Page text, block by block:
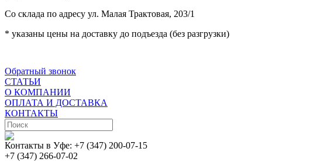
Со склада по адресу ул. Малая Трактовая, 203/1
* указаны цены на доставку до подъезда (без разгрузки)
Обратный звонок
СТАТЬИ
О КОМПАНИИ
ОПЛАТА И ДОСТАВКА
КОНТАКТЫ
Контакты в Уфе: +7 (347) 200-07-15
+7 (347) 266-07-02